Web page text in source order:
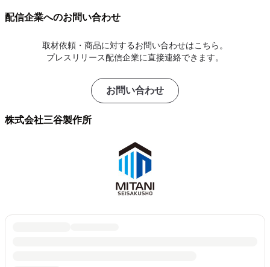
配信企業へのお問い合わせ
取材依頼・商品に対するお問い合わせはこちら。
プレスリリース配信企業に直接連絡できます。
お問い合わせ
株式会社三谷製作所